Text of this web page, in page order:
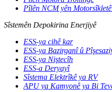
Pîlên NCM yên
Sîstemên Depokirina Enerjiyê
ESS-ya cihê kar
ESS-ya Bazirganî û
ESS-ya Niştecîh
ESS-a Deryayî
Sîstema Elektrîkê ya RV
APU ya Kamyonê ya Bi